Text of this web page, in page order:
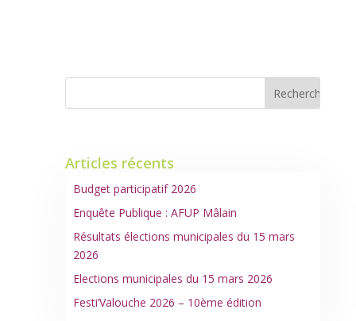
Articles récents
Budget participatif 2026
Enquête Publique : AFUP Mâlain
Résultats élections municipales du 15 mars
2026
Elections municipales du 15 mars 2026
Festi’Valouche 2026 – 10ème édition